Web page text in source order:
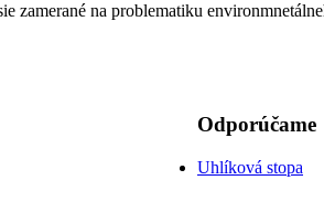
zamerané na problematiku
Odporúčame
Uhlíková stopa